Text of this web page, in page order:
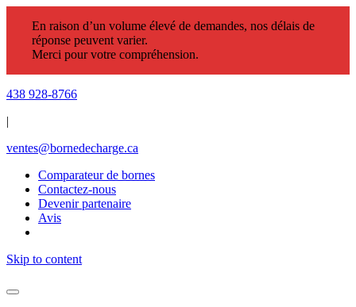
En raison d’un volume élevé de demandes, nos délais de
réponse peuvent varier.
Merci pour votre compréhension.
438 928-8766
|
ventes@bornedecharge.ca
Comparateur de bornes
Contactez-nous
Devenir partenaire
Avis
Skip to content